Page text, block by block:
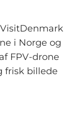
i Norge og
FPV-drone
frisk billede